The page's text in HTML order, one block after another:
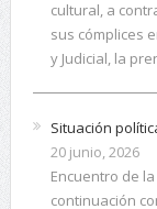
cultural, a
sus cómplices
y Judicial, la
Situación
20 junio, 2026
Encuentro de
continuación